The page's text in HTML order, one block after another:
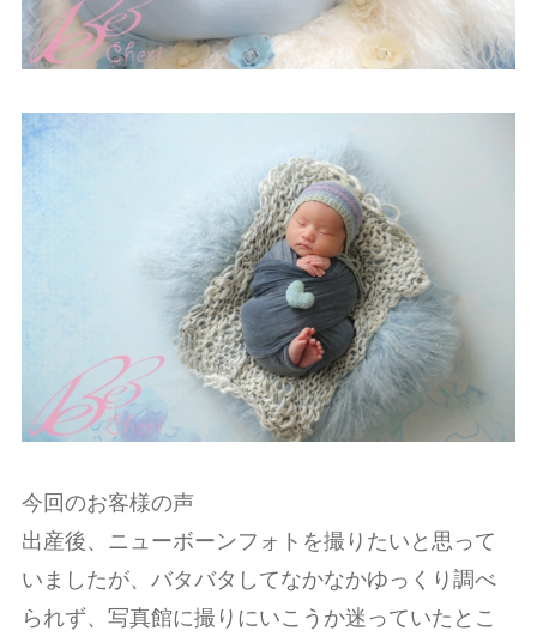
今回のお客様の声
出産後、ニューボーンフォトを撮りたいと思って
いましたが、バタバタしてなかなかゆっくり調べ
られず、写真館に撮りにいこうか迷っていたとこ